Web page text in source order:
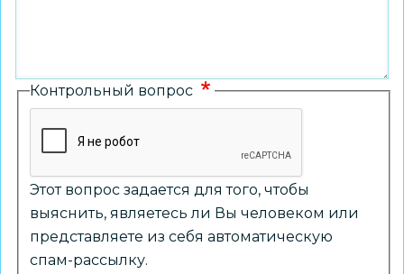
Контрольный вопрос
Этот вопрос задается для того, чтобы
выяснить, являетесь ли Вы человеком или
представляете из себя автоматическую
спам-рассылку.